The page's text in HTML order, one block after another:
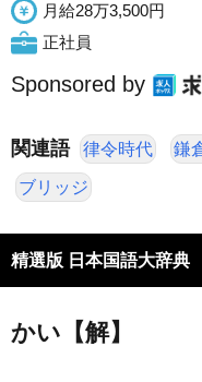
月給28万3,500円
正社員
Sponsored by
関連語 律令時代 鎌
ブリッジ
精選版 日本国語大辞典
かい【解】